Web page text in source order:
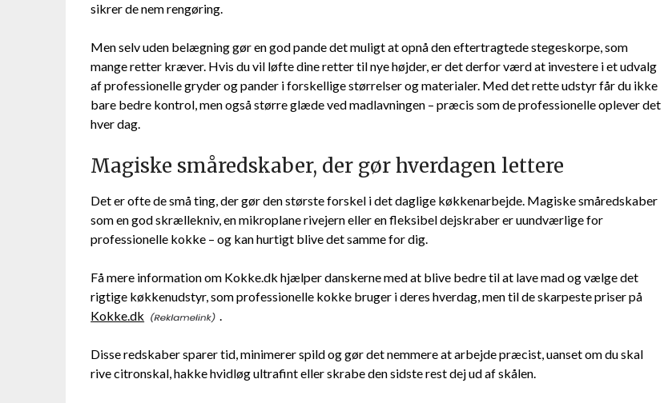
sikrer de nem rengøring.
Men selv uden belægning gør en god pande det muligt at opnå den eftertragtede stegeskorpe, som
mange retter kræver. Hvis du vil løfte dine retter til nye højder, er det derfor værd at investere i et udvalg
af professionelle gryder og pander i forskellige størrelser og materialer. Med det rette udstyr får du ikke
bare bedre kontrol, men også større glæde ved madlavningen – præcis som de professionelle oplever det
hver dag.
Magiske småredskaber, der gør hverdagen lettere
Det er ofte de små ting, der gør den største forskel i det daglige køkkenarbejde. Magiske småredskaber
som en god skrællekniv, en mikroplane rivejern eller en fleksibel dejskraber er uundværlige for
professionelle kokke – og kan hurtigt blive det samme for dig.
Få mere information om Kokke.dk hjælper danskerne med at blive bedre til at lave mad og vælge det
rigtige køkkenudstyr, som professionelle kokke bruger i deres hverdag, men til de skarpeste priser på
Kokke.dk
.
Disse redskaber sparer tid, minimerer spild og gør det nemmere at arbejde præcist, uanset om du skal
rive citronskal, hakke hvidløg ultrafint eller skrabe den sidste rest dej ud af skålen.